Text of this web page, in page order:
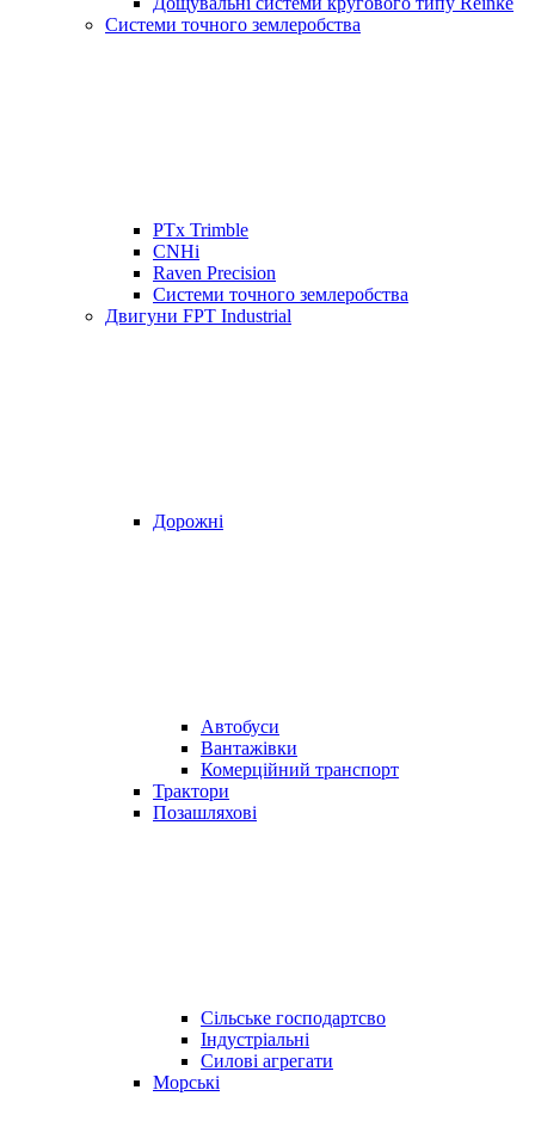
Системи точного землеробства
PTx Trimble
CNHi
Raven Precision
Системи точного землеробства
Двигуни FPT Industrial
Дорожні
Автобуси
Вантажівки
Комерційний транспорт
Трактори
Позашляхові
Сільське господартсво
Індустріальні
Силові агрегати
Морські